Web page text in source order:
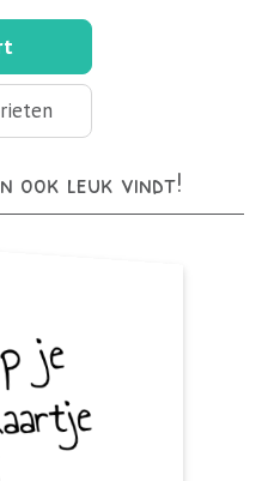
ook leuk vindt!